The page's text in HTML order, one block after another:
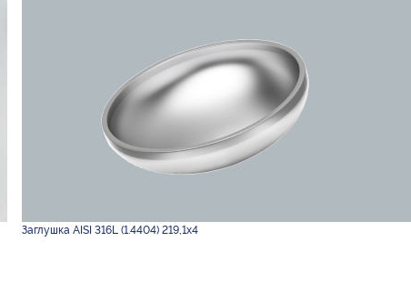
Заглушка AISI 316L (1.4404) 219,1х4